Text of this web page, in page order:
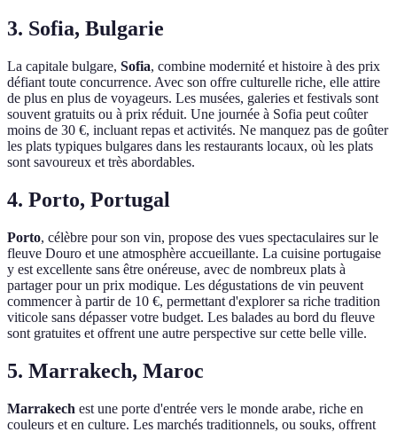
3. Sofia, Bulgarie
La capitale bulgare, Sofia, combine modernité et histoire à des prix
défiant toute concurrence. Avec son offre culturelle riche, elle attire
de plus en plus de voyageurs. Les musées, galeries et festivals sont
souvent gratuits ou à prix réduit. Une journée à Sofia peut coûter
moins de 30 €, incluant repas et activités. Ne manquez pas de goûter
les plats typiques bulgares dans les restaurants locaux, où les plats
sont savoureux et très abordables.
4. Porto, Portugal
Porto, célèbre pour son vin, propose des vues spectaculaires sur le
fleuve Douro et une atmosphère accueillante. La cuisine portugaise
y est excellente sans être onéreuse, avec de nombreux plats à
partager pour un prix modique. Les dégustations de vin peuvent
commencer à partir de 10 €, permettant d'explorer sa riche tradition
viticole sans dépasser votre budget. Les balades au bord du fleuve
sont gratuites et offrent une autre perspective sur cette belle ville.
5. Marrakech, Maroc
Marrakech est une porte d'entrée vers le monde arabe, riche en
couleurs et en culture. Les marchés traditionnels, ou souks, offrent